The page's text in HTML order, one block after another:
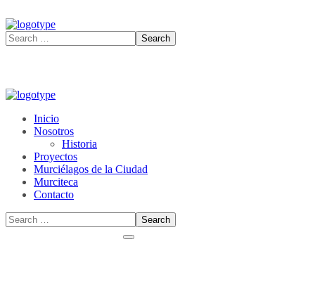
Inicio
Nosotros
Historia
Proyectos
Murciélagos de la Ciudad
Murciteca
Contacto